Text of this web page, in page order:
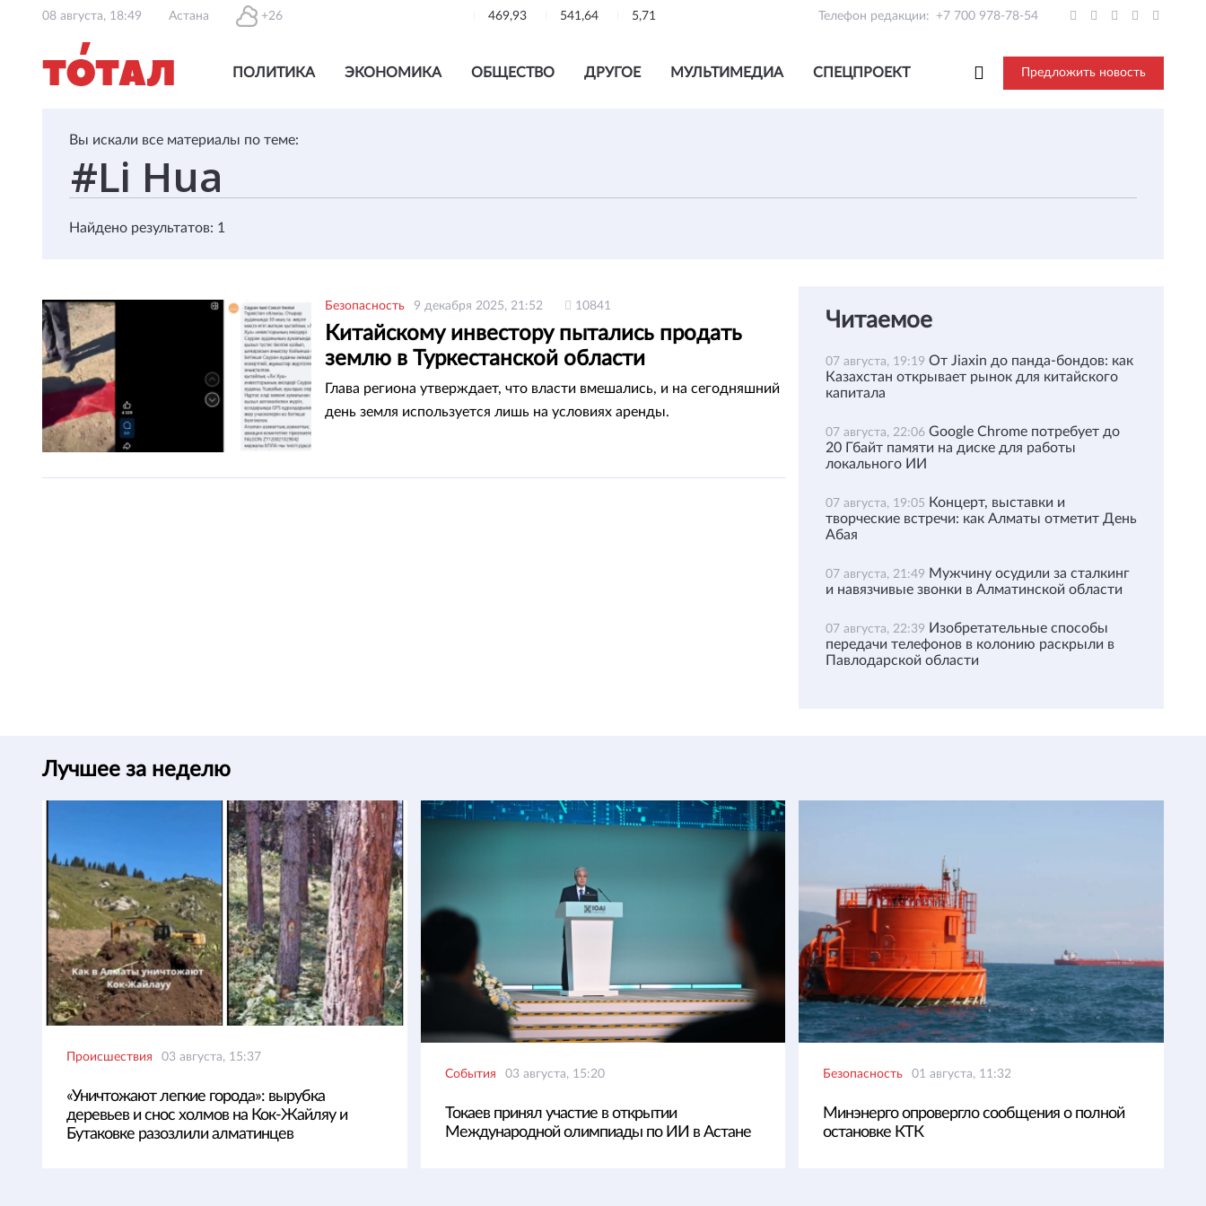
08 августа, 18:49 Астана +26 469,93 541,64 5,71 Телефон редакции: +7 700 978-78-54
ПОЛИТИКА ЭКОНОМИКА ОБЩЕСТВО ДРУГОЕ МУЛЬТИМЕДИА СПЕЦПРОЕКТ Предложить новость
Вы искали все материалы по теме:
Найдено результатов: 1
Безопасность 9 декабря 2025, 21:52 10841
Китайскому инвестору пытались продать
землю в Туркестанской области
Глава региона утверждает, что власти вмешались, и на сегодняшний
день земля используется лишь на условиях аренды.
Читаемое
07 августа, 19:19 От Jiaxin до панда-бондов: как
Казахстан открывает рынок для китайского
капитала
07 августа, 22:06 Google Chrome потребует до
20 Гбайт памяти на диске для работы
локального ИИ
07 августа, 19:05 Концерт, выставки и
творческие встречи: как Алматы отметит День
Абая
07 августа, 21:49 Мужчину осудили за сталкинг
и навязчивые звонки в Алматинской области
07 августа, 22:39 Изобретательные способы
передачи телефонов в колонию раскрыли в
Павлодарской области
Лучшее за неделю
Происшествия 03 августа, 15:37
«Уничтожают легкие города»: вырубка
деревьев и снос холмов на Кок-Жайляу и
Бутаковке разозлили алматинцев
События 03 августа, 15:20
Токаев принял участие в открытии
Международной олимпиады по ИИ в Астане
Безопасность 01 августа, 11:32
Минэнерго опровергло сообщения о полной
остановке КТК